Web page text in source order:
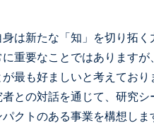
は新たな「知」を切り拓
重要なことではあります
最も好ましいと考えてお
との対話を通じて、研究シ
クトのある事業を構想し